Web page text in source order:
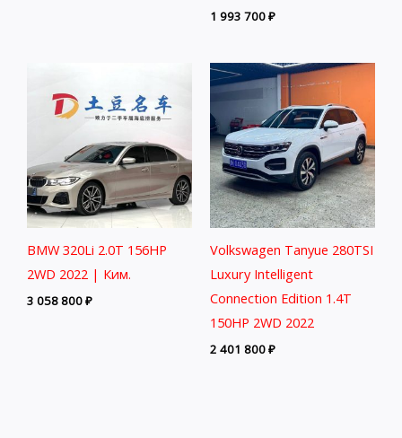
1 993 700₽
BMW 320Li 2.0T 156HP
2WD 2022 | Ким.
3 058 800₽
Volkswagen Tanyue 280TSI
Luxury Intelligent
Connection Edition 1.4T
150HP 2WD 2022
2 401 800₽